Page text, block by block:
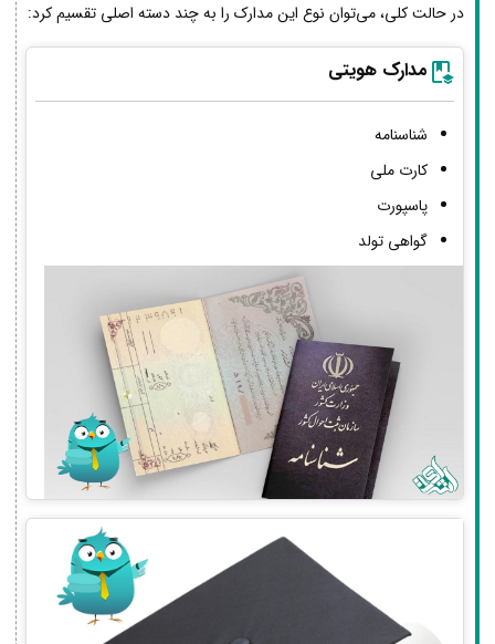
در حالت کلی، می‌توان نوع این مدارک را به چند دسته اصلی تقسیم کرد:
مدارک هویتی
شناسنامه
کارت ملی
پاسپورت
گواهی تولد